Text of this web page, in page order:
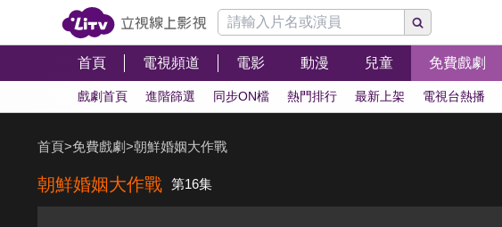
首頁 電視頻道 電影 動漫 兒童 免費戲劇
戲劇首頁 進階篩選 同步ON檔 熱門排行 最新上架 電視台熱播
首頁>免費戲劇>朝鮮婚姻大作戰
朝鮮婚姻大作戰 第16集